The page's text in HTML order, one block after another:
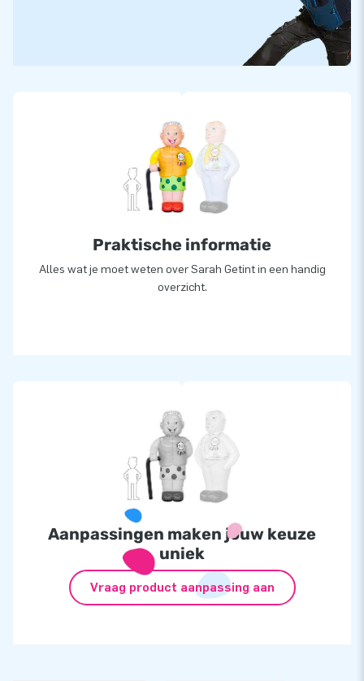
Praktische informatie
Alles wat je moet weten over Sarah Getint in een handig
overzicht.
Aanpassingen maken jouw keuze
uniek
Vraag product aanpassing aan